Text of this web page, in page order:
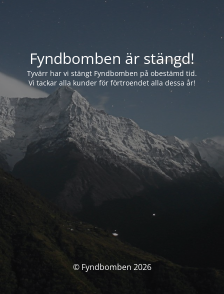
Fyndbomben är stängd!
Tyvärr har vi stängt Fyndbomben på obestämd tid.
Vi tackar alla kunder för förtroendet alla dessa år!
© Fyndbomben 2026